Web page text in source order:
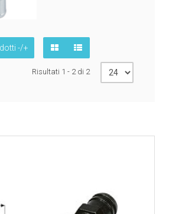
-/+
Risultati 1 - 2 di 2